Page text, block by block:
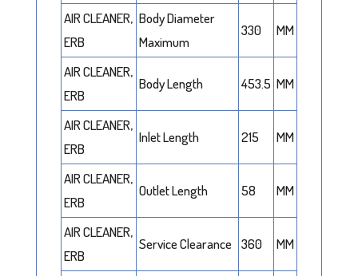
AIR CLEANER,
ERB
Body Diameter
Maximum
330 MM
AIR CLEANER,
ERB
Body Length 453.5 MM
AIR CLEANER,
ERB
Inlet Length 215 MM
AIR CLEANER,
ERB
Outlet Length 58 MM
AIR CLEANER,
ERB
Service Clearance 360 MM